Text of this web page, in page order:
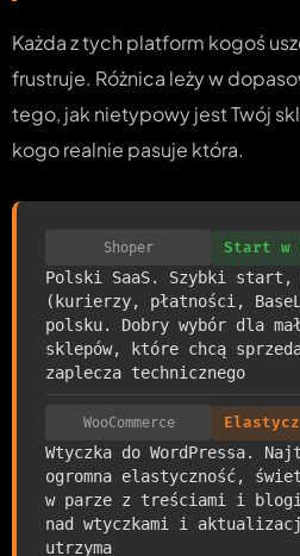
Każda z tych platform kogoś
frustruje. Różnica leży w
tego, jak nietypowy jest Twój
kogo realnie pasuje która.
Shoper
Polski SaaS. Szybki
(kurierzy, płatności,
polsku. Dobry wybór dla
sklepów, które chcą
zaplecza technicznego
Start w
WooCommerce
Wtyczka do WordPressa.
ogromna elastyczność,
w parze z treściami i
nad wtyczkami i
utrzyma